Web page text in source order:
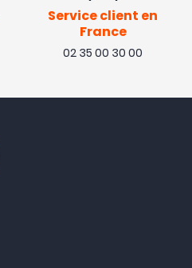
Service client en
France
02 35 00 30 00